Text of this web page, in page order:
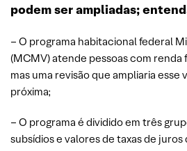
podem ser ampliadas;
– O programa habitacional federal
(MCMV) atende pessoas com renda
mas uma revisão que ampliaria esse
próxima;
– O programa é dividido em três
subsídios e valores de taxas de